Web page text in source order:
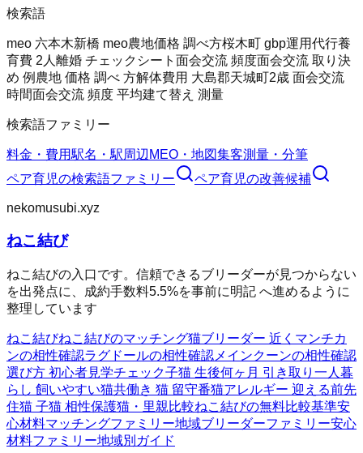
検索語
meo 六本木新橋 meo農地価格 調べ方桜木町 gbp運用代行養
育費 2人 離婚 チェックシート 面会交流 頻度面会交流 取り決
め 例 農地 価格 調べ 方解体費用 大島郡天城町2歳 面会交流
時間面会交流 頻度 平均建て替え 測量
検索語ファミリー
料金・費用駅名・駅周辺 MEO・地図集客測量・分筆
ペア育児の検索語ファミリー ペア育児の改善候補
nekomusubi.xyz
ねこ結び
ねこ結びの入口です。信頼できるブリーダーが見つからない
を出発点に、成約手数料5.5%を事前に明記 へ進めるように
整理しています
ねこ結びねこ結びのマッチング猫ブリーダー 近く マンチカ
ンの相性確認ラグドールの相性確認 メインクーンの相性確認
選び方 初心者見学チェック子猫 生後何ヶ月 引き取り 一人暮
らし 飼いやすい猫共働き 猫 留守番猫アレルギー 迎える前先
住猫 子猫 相性保護猫・里親比較ねこ結びの無料比較基準安
心材料マッチングファミリー地域ブリーダーファミリー安心
材料ファミリー地域別ガイド